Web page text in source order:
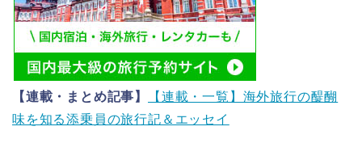
【連載・まとめ記事】
【連載・一覧】海外旅行の醍醐
味を知る添乗員の旅行記＆エッセイ